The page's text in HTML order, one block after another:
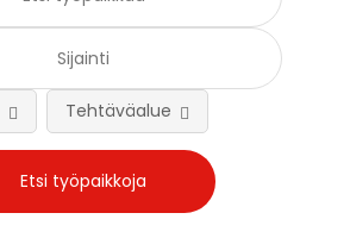
Tehtäväalue